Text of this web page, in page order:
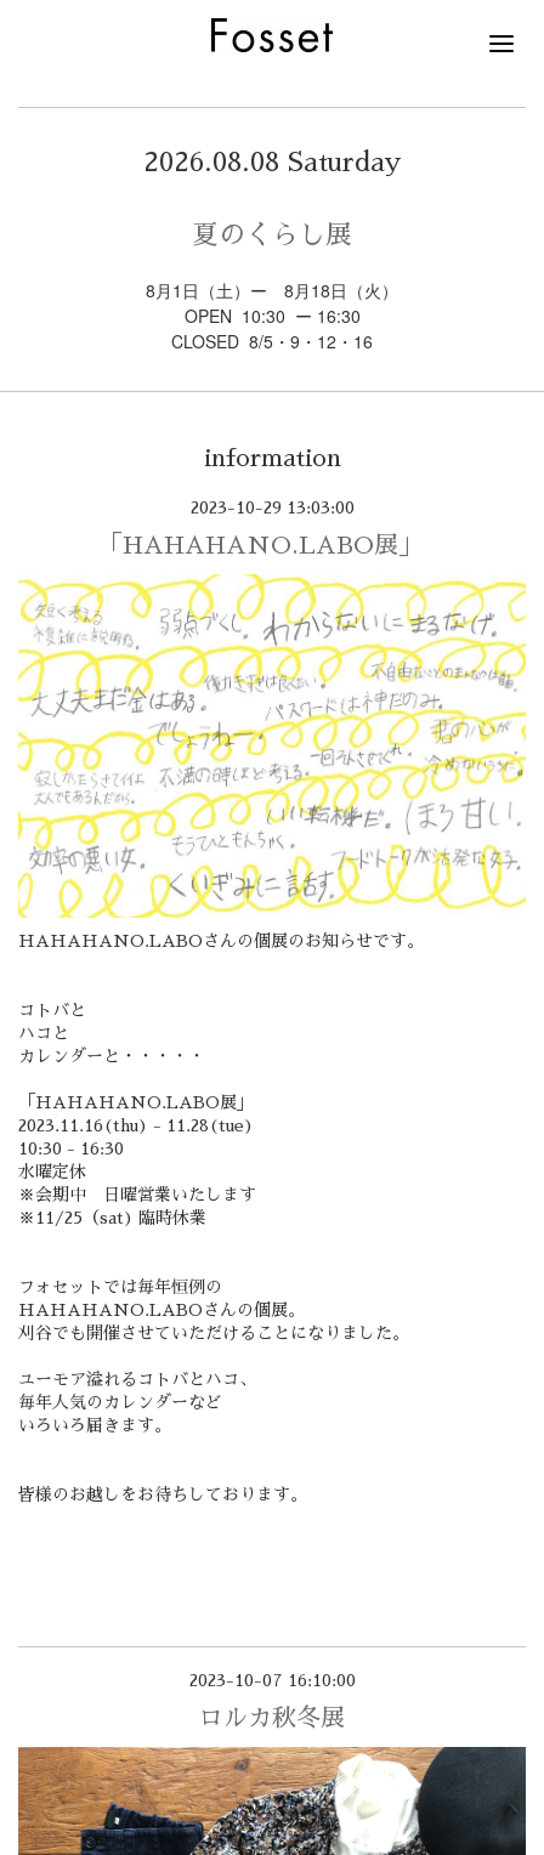
2026.08.08 Saturday
夏のくらし展
8月1日（土）ー 8月18日（火）
OPEN 10:30 ー 16:30
CLOSED 8/5・9・12・16
information
2023-10-29 13:03:00
「HAHAHANO.LABO展」
HAHAHANO.LABOさんの個展のお知らせです。
コトバと
ハコと
カレンダーと・・・・・
「HAHAHANO.LABO展」
2023.11.16(thu) - 11.28(tue)
10:30 - 16:30
水曜定休
※会期中 日曜営業いたします
※11/25（sat) 臨時休業
フォセットでは毎年恒例の
HAHAHANO.LABOさんの個展。
刈谷でも開催させていただけることになりました。
ユーモア溢れるコトバとハコ、
毎年人気のカレンダーなど
いろいろ届きます。
皆様のお越しをお待ちしております。
2023-10-07 16:10:00
ロルカ秋冬展